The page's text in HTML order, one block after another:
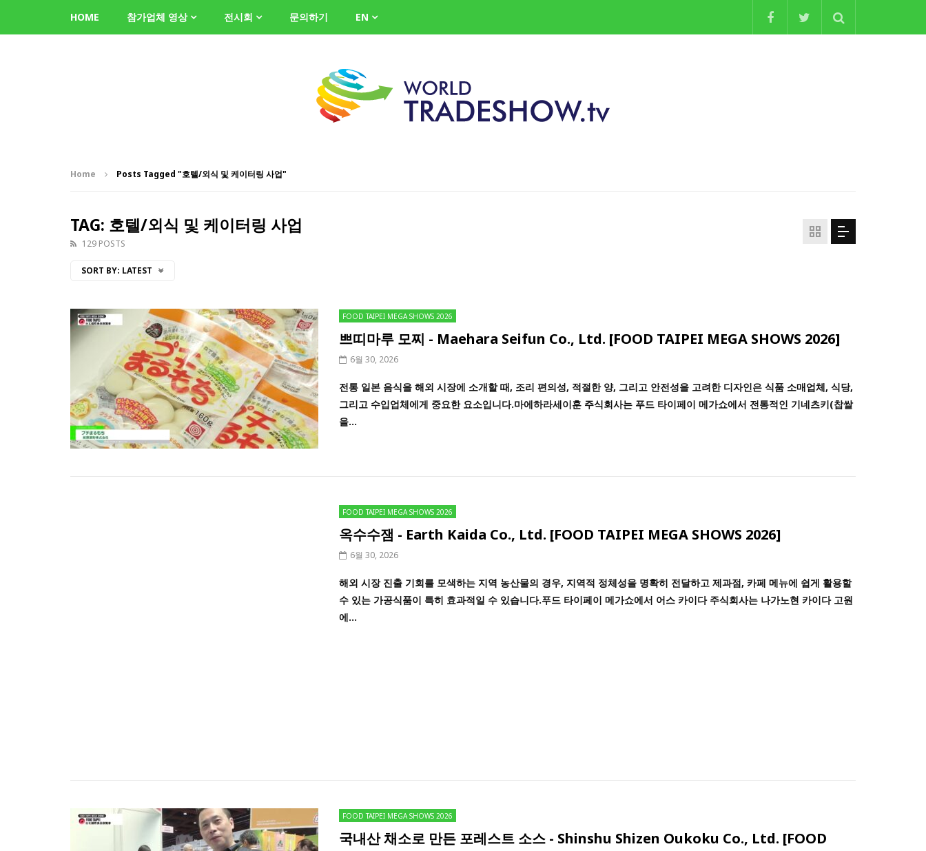
HOME 참가업체 영상 전시회 문의하기 EN
Home Posts Tagged "호텔/외식 및 케이터링 사업"
TAG: 호텔/외식 및 케이터링 사업
129 POSTS
SORT BY: LATEST
FOOD TAIPEI MEGA SHOWS 2026
쁘띠마루 모찌 - Maehara Seifun Co., Ltd. [FOOD TAIPEI MEGA SHOWS 2026]
6월 30, 2026
전통 일본 음식을 해외 시장에 소개할 때, 조리 편의성, 적절한 양, 그리고 안전성을 고려한 디자인은 식품 소매업체, 식당,
그리고 수입업체에게 중요한 요소입니다.마에하라세이훈 주식회사는 푸드 타이페이 메가쇼에서 전통적인 기네츠키(찹쌀
을...
FOOD TAIPEI MEGA SHOWS 2026
옥수수잼 - Earth Kaida Co., Ltd. [FOOD TAIPEI MEGA SHOWS 2026]
6월 30, 2026
해외 시장 진출 기회를 모색하는 지역 농산물의 경우, 지역적 정체성을 명확히 전달하고 제과점, 카페 메뉴에 쉽게 활용할
수 있는 가공식품이 특히 효과적일 수 있습니다.푸드 타이페이 메가쇼에서 어스 카이다 주식회사는 나가노현 카이다 고원
에...
FOOD TAIPEI MEGA SHOWS 2026
국내산 채소로 만든 포레스트 소스 - Shinshu Shizen Oukoku Co., Ltd. [FOOD